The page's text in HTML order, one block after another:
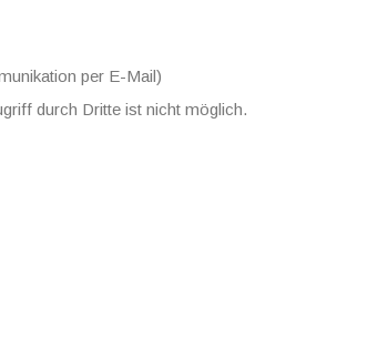
per E-Mail)
durch Dritte ist nicht möglich.